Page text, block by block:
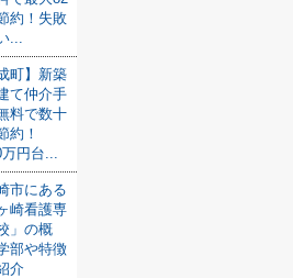
約！失敗
...
町】新築
て仲介手
料で数十
約！
円台...
市にある
崎看護専
」の概
部や特徴
介